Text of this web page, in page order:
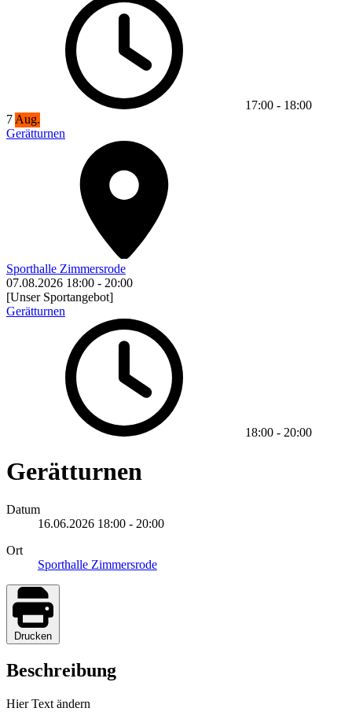
17:00 - 18:00
7Aug.
Gerätturnen
Sporthalle Zimmersrode
07.08.2026 18:00 - 20:00
[Unser Sportangebot]
Gerätturnen
18:00 - 20:00
Gerätturnen
Datum
16.06.2026 18:00 - 20:00
Ort
Sporthalle Zimmersrode
Drucken
Beschreibung
Hier Text ändern